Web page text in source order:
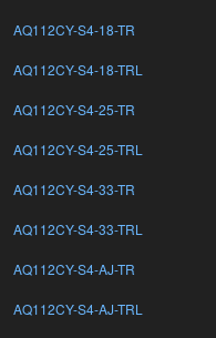
AQ112CY-S4-18-TR
AQ112CY-S4-18-TRL
AQ112CY-S4-25-TR
AQ112CY-S4-25-TRL
AQ112CY-S4-33-TR
AQ112CY-S4-33-TRL
AQ112CY-S4-AJ-TR
AQ112CY-S4-AJ-TRL